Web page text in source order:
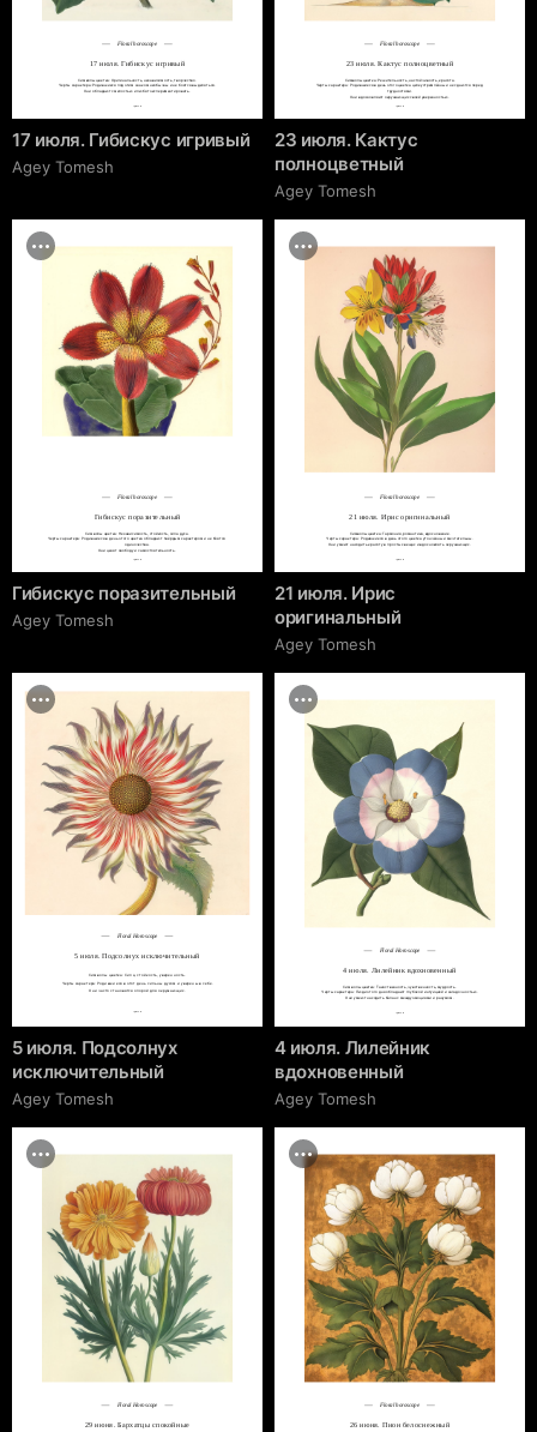
Floral horoscope
17 июля. Гибискус игривый
Символы цветка: Оригинальность, независимость, творчество.
Черты характера: Родившиеся под этим знаком необычны и не боятся выделяться.
Они обладают смелостью и любят экспериментировать.
17 июля. Гибискус игривый
Agey Tomesh
Floral horoscope
23 июля. Кактус полноцветный
Символы цветка: Решительность, настойчивость, красота.
Черты характера: Родившиеся в день этого цветка целеустремлённы и не сдаются перед
трудностями.
Они вдохновляют окружающих своей уверенностью.
23 июля. Кактус
полноцветный
Agey Tomesh
Floral horoscope
Гибискус поразительный
Символы цветка: Независимость, стойкость, сила духа.
Черты характера: Родившиеся в день этого цветка обладают твёрдым характером и не боятся
одиночества.
Они ценят свободу и самостоятельность.
Гибискус поразительный
Agey Tomesh
Floral horoscope
21 июля. Ирис оригинальный
Символы цветка: Гармония, романтика, вдохновение.
Черты характера: Родившиеся в день этого цветка утончённы и мечтательны.
Они умеют находить красоту в простых вещах и вдохновлять окружающих.
21 июля. Ирис
оригинальный
Agey Tomesh
Floral Horoscope
5 июля. Подсолнух исключительный
Символы цветка: Сила, стойкость, уверенность.
Черты характера: Родившиеся в этот день сильны духом и уверены в себе.
Они часто становятся опорой для окружающих.
5 июля. Подсолнух
исключительный
Agey Tomesh
Floral Horoscope
4 июля. Лилейник вдохновенный
Символы цветка: Таинственность, чувственность, мудрость.
Черты характера: Люди этого дня обладают глубокой интуицией и загадочностью.
Они умеют находить баланс между эмоциями и разумом.
4 июля. Лилейник
вдохновенный
Agey Tomesh
Floral Horoscope
29 июня. Бархатцы спокойные
Floral horoscope
26 июня. Пион белоснежный